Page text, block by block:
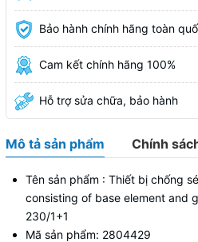
Bảo hành chính hãng toàn
Cam kết chính hãng 100%
Hỗ trợ sửa chữa, bảo hành
Mô tả sản phẩm Chính
Tên sản phẩm : Thiết bị chống
consisting of base element and
230/1+1
Mã sản phẩm: 2804429